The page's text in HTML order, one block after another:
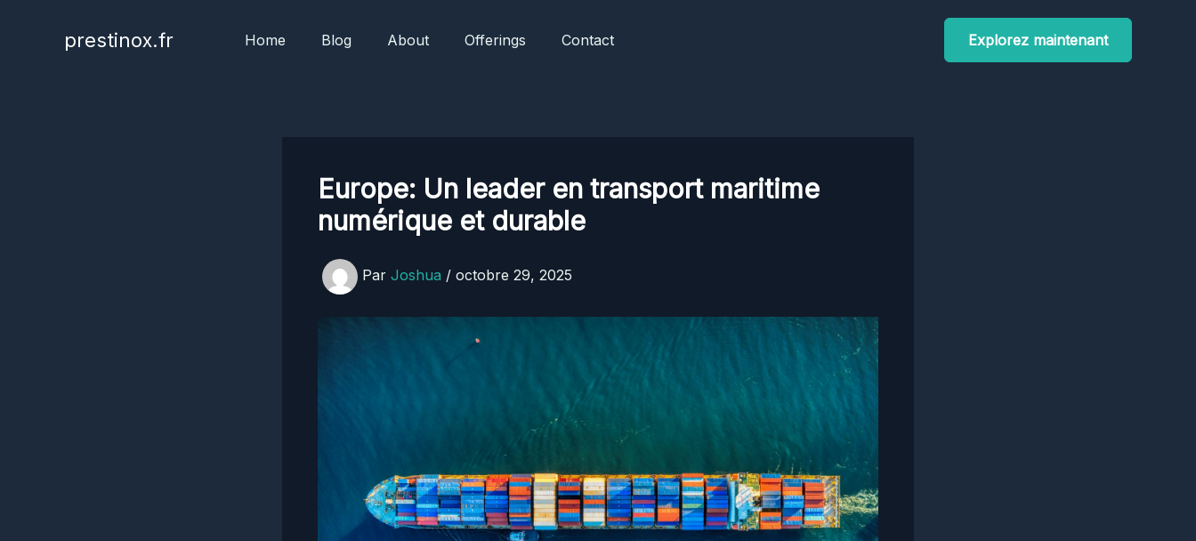
prestinox.fr Home Blog About Offerings Contact Explorez maintenant
Europe: Un leader en transport maritime
numérique et durable
Par Joshua / octobre 29, 2025